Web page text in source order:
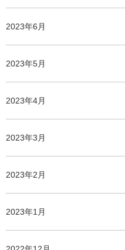
2023年6月
2023年5月
2023年4月
2023年3月
2023年2月
2023年1月